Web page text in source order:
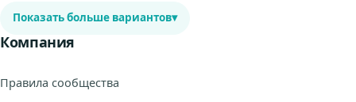
Показать больше вариантов▾
Компания
Правила сообщества